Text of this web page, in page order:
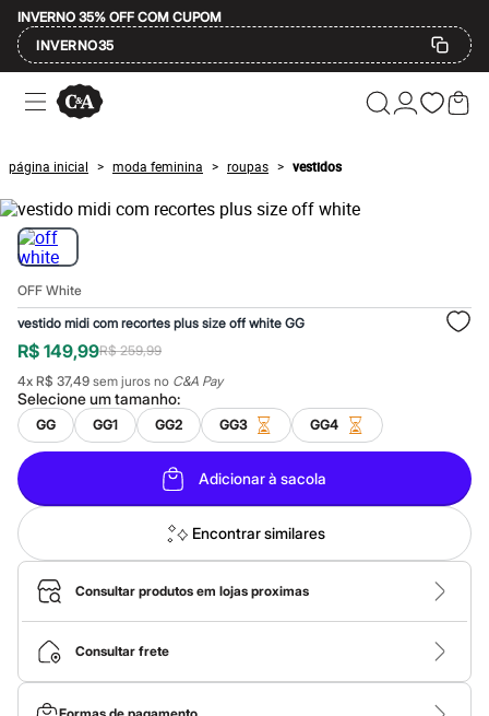
INVERNO 35% OFF COM CUPOM
INVERNO35
Ofertas
Compre por Departamento
Masculino
Infantil
Calçados
Mindse7
Plus Size
Até 20% off
Até 60% off
A partir de 60% off
Feminino
Em alta
Inverno
Alfaiataria
Novidades
Roupas
Blusas e Camisetas
Básicos
Calças
Casacos e Jaquetas
Jeans
Macacões
Saias
Shorts e Bermudas
Vestidos
Bolsas
Bonés e Chapéus
Bijoux
Cintos
página inicial > moda feminina > roupas > vestidos
OFF White
vestido midi com recortes plus size off white GG
R$ 149,99R$ 259,99
4x R$ 37,49 sem juros no C&A Pay
Selecione umtamanho:
GG GG1 GG2 GG3 GG4
Adicionar à sacola
Encontrar similares
Consultar produtos em lojas proximas
Consultar frete